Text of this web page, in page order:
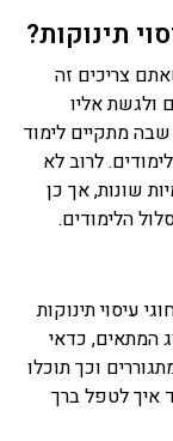
תינוקות?
צריכים זה
ולגשת אליו
מתקיים לימוד
לרוב לא
שונות, אך כן
הלימודים.
עיסוי תינוקות
המתאים, כדאי
וכך תוכלו
איך לטפל ברך